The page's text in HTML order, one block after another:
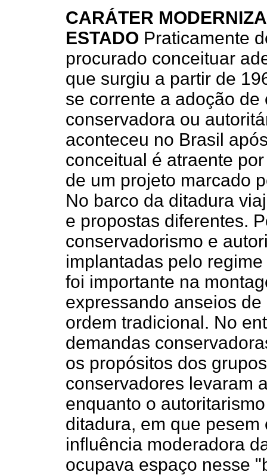
CARÁTER
ESTADO Praticamente
procurado conceituar
que surgiu a partir de
se corrente a adoção
conservadora ou
aconteceu no Brasil
conceitual é atraente
de um projeto marcado
No barco da ditadura
e propostas diferentes.
conservadorismo e
implantadas pelo
foi importante na
expressando anseios
ordem tradicional. No
demandas
os propósitos dos
conservadores levaram
enquanto o
ditadura, em que
influência moderadora
ocupava espaço nesse